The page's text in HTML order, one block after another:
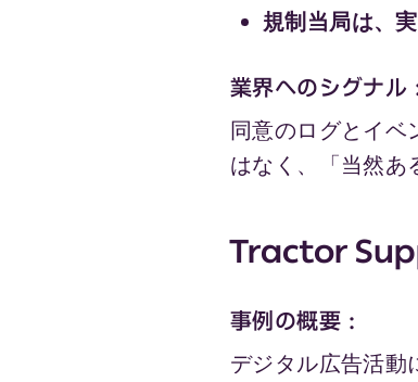
規制当局は、
業界へのシグナル
同意のログとイベ
はなく、「当然あ
Tractor
事例の概要：
デジタル広告活動